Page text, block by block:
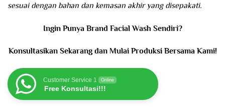
sesuai dengan bahan dan kemasan akhir yang disepakati.
Ingin Punya Brand Facial Wash Sendiri?
Konsultasikan Sekarang dan Mulai Produksi Bersama Kami!
Customer Service 1 Online
Free Konsultasi!!!